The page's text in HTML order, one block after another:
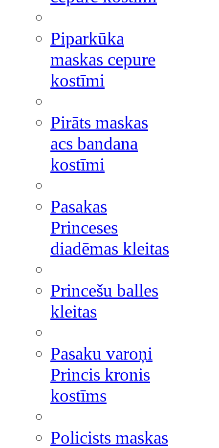
Piparkūka
maskas cepure
kostīmi
Pirāts maskas
acs bandana
kostīmi
Pasakas
Princeses
diadēmas kleitas
Princešu balles
kleitas
Pasaku varoņi
Princis kronis
kostīms
Policists maskas